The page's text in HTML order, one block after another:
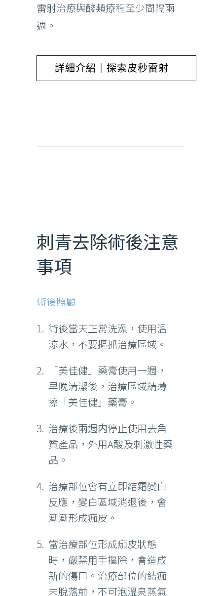
雷射治療與酸類療程至少間隔兩
週。
詳細介紹｜探索皮秒雷射
刺青去除術後注意
事項
術後照顧
術後當天正常洗澡，使用溫
涼水，不要摳抓治療區域。
「美佳健」藥膏使用一週，
早晚清潔後，治療區域請薄
擦「美佳健」藥膏。
治療後兩週内停止使用去角
質產品，外用A酸及刺激性藥
品。
治療部位會有立即結霜變白
反應，變白區域消退後，會
漸漸形成痂皮。
當治療部位形成痂皮狀態
時，嚴禁用手摳除，會造成
新的傷口。治療部位的結痂
未脫落前，不可泡溫泉蒸氣